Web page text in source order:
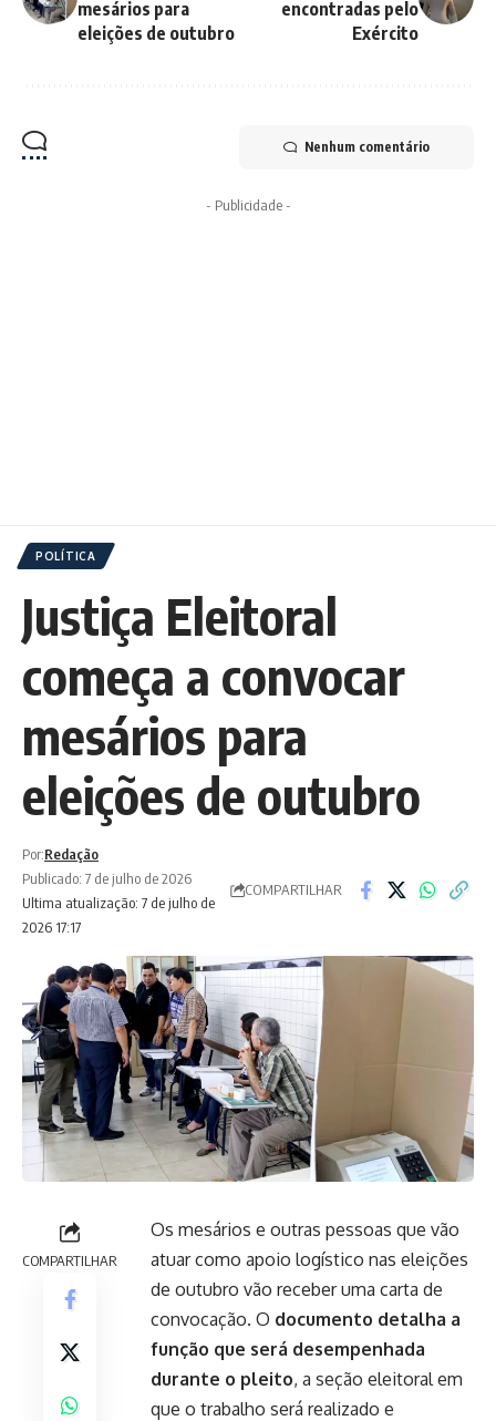
mesários para
eleições de outubro
encontradas pelo
Exército
Nenhum comentário
- Publicidade -
POLÍTICA
Justiça Eleitoral
começa a convocar
mesários para
eleições de outubro
Ultima atualização: 7 de julho de
2026 17:17
Por:Redação
Publicado: 7 de julho de 2026
COMPARTILHAR
COMPARTILHAR
Os mesários e outras pessoas que vão
atuar como apoio logístico nas eleições
de outubro vão receber uma carta de
convocação. O documento detalha a
função que será desempenhada
durante o pleito, a seção eleitoral em
que o trabalho será realizado e